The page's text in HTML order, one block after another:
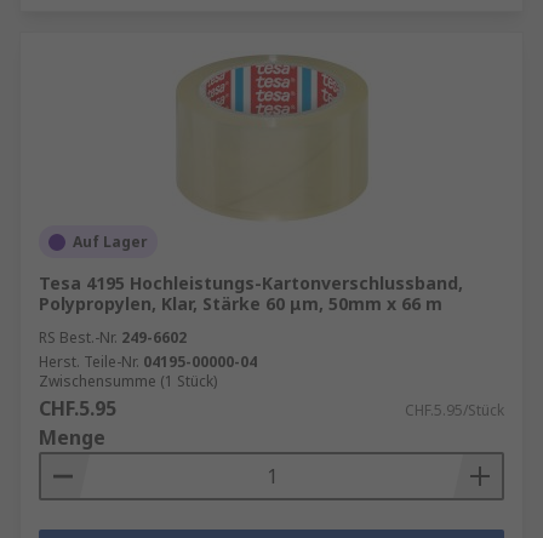
Auf Lager
Tesa 4195 Hochleistungs-Kartonverschlussband,
Polypropylen, Klar, Stärke 60 μm, 50mm x 66 m
RS Best.-Nr. 249-6602
Herst. Teile-Nr. 04195-00000-04
Zwischensumme (1 Stück)
CHF.5.95 CHF.5.95/Stück
Menge